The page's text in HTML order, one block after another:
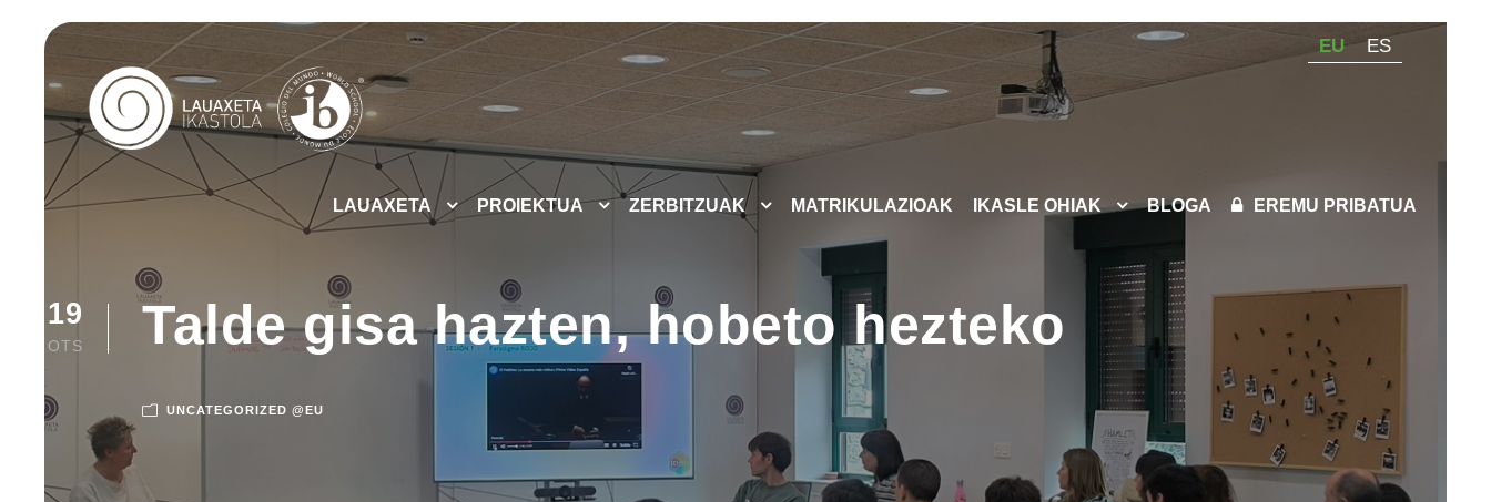
EU ES
LAUAXETA PROIEKTUA ZERBITZUAK MATRIKULAZIOAK IKASLE OHIAK BLOGA EREMU PRIBATUA
19
OTS Talde gisa hazten, hobeto hezteko
UNCATEGORIZED @EU